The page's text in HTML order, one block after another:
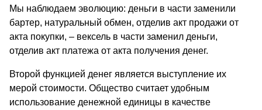
Мы наблюдаем эволюцию: деньги в части заменили
бартер, натуральный обмен, отделив акт продажи от
акта покупки, – вексель в части заменил деньги,
отделив акт платежа от акта получения денег.
Второй функцией денег является выступление их
мерой стоимости. Общество счи­тает удобным
использование денежной единицы в качестве